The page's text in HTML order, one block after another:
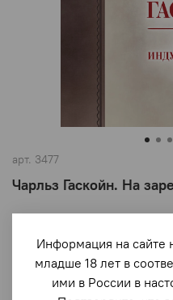
арт. 3477
Чарльз Гаскойн. На
1 690 ₽
В
Информация на сайте
младше 18 лет в
ими в России в